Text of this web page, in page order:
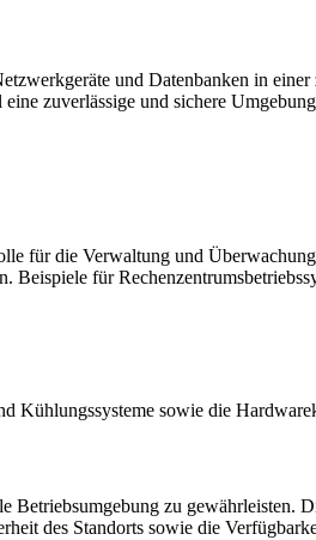
und Datenbanken in
zuverlässige und sichere
für die Verwaltung und
Beispiele für
Kühlungssysteme sowie die
zu gewährleisten.
des Standorts sowie die